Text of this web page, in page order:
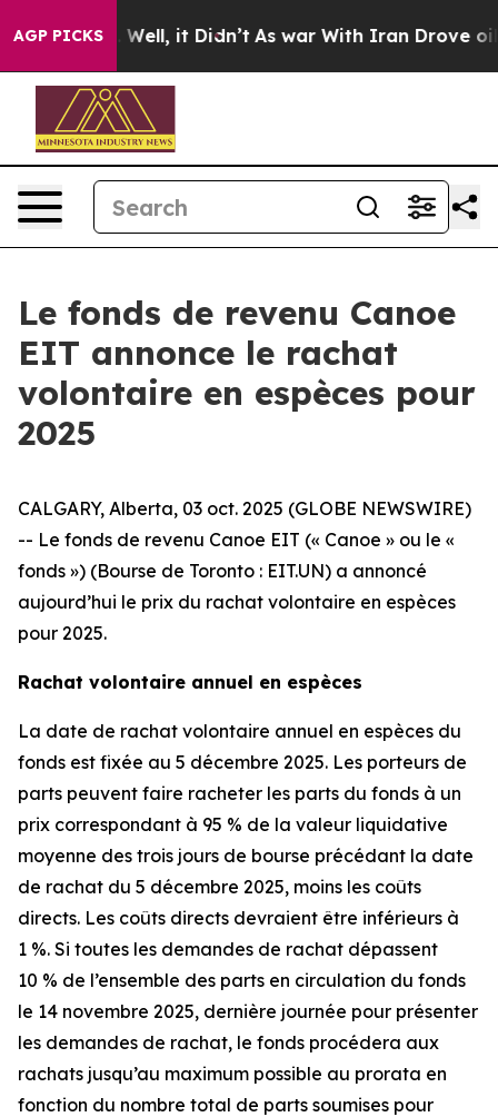
AGP PICKS
40%. Well, it Didn’t As war With Iran Drove oil
Le fonds de revenu Canoe
EIT annonce le rachat
volontaire en espèces pour
2025
CALGARY, Alberta, 03 oct. 2025 (GLOBE NEWSWIRE)
-- Le fonds de revenu Canoe EIT (« Canoe » ou le «
fonds ») (Bourse de Toronto : EIT.UN) a annoncé
aujourd’hui le prix du rachat volontaire en espèces
pour 2025.
Rachat volontaire annuel en espèces
La date de rachat volontaire annuel en espèces du
fonds est fixée au 5 décembre 2025. Les porteurs de
parts peuvent faire racheter les parts du fonds à un
prix correspondant à 95 % de la valeur liquidative
moyenne des trois jours de bourse précédant la date
de rachat du 5 décembre 2025, moins les coûts
directs. Les coûts directs devraient être inférieurs à
1 %. Si toutes les demandes de rachat dépassent
10 % de l’ensemble des parts en circulation du fonds
le 14 novembre 2025, dernière journée pour présenter
les demandes de rachat, le fonds procédera aux
rachats jusqu’au maximum possible au prorata en
fonction du nombre total de parts soumises pour